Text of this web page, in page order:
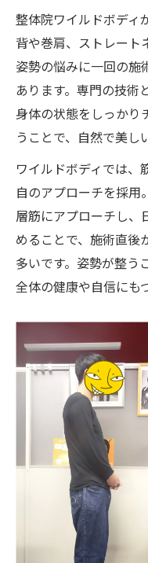
ドボディの
肩甲骨はが
感
ストレート
実感
肩こり慢性化に
整体院ワイ
音とは
肩こりや首
一回施術で
密
エステ感覚で
慢性的な肩
整体技術の違い
整体院ワイ
す効果
他院との違
肩甲骨はが
る理由
一回施術で
ストレート
整体院ワイルドボディ
背や巻肩、ストレート
姿勢の悩みに一回の施
あります。専門の技術
身体の状態をしっかり
うことで、自然で美し
ワイルドボディでは、
自のアプローチを採用
層筋にアプローチし、
めることで、施術直後
多いです。姿勢が整う
全体の健康や自信にも